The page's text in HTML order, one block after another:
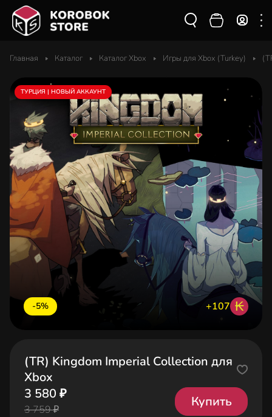
Главная Каталог Каталог Xbox Игры для Xbox (Turkey)
-5% +107 ₭
ТУРЦИЯ | НОВЫЙ АККАУНТ
(TR) Kingdom Imperial Collection для
Xbox
3 580 ₽
3 759 ₽
Купить